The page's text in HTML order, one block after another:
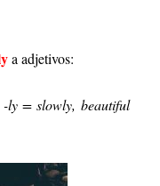
a adjetivos:
ly = slowly, beautiful